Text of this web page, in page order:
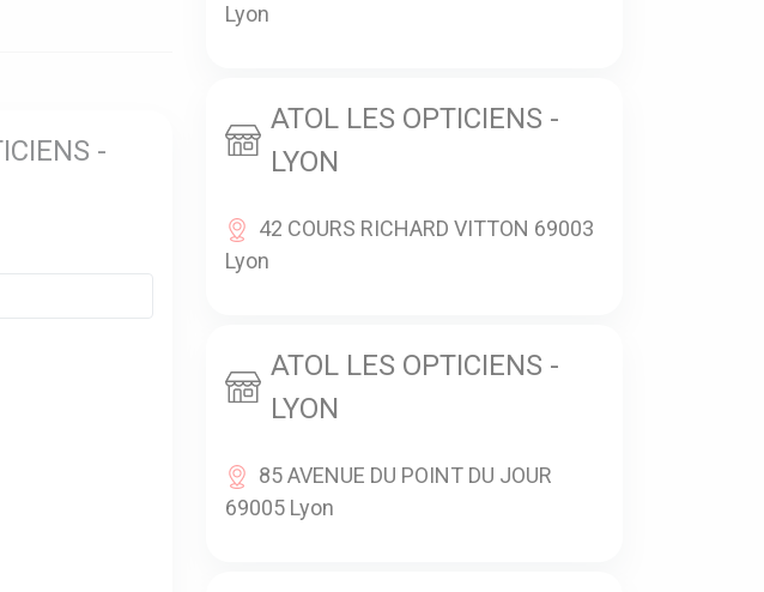
-
Lyon
ATOL LES OPTICIENS -
LYON
42 COURS RICHARD VITTON 69003
Lyon
ATOL LES OPTICIENS -
LYON
85 AVENUE DU POINT DU JOUR
69005 Lyon